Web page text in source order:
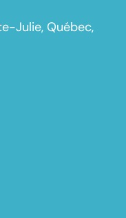
Julie, Québec,